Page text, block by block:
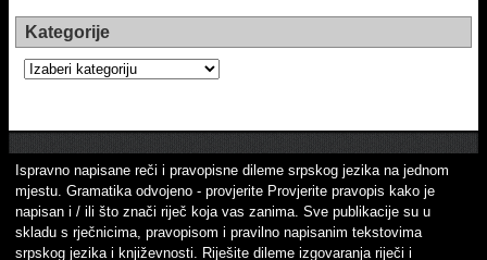
Kategorije
Kategorije
Ispravno napisane reči i pravopisne dileme srpskog jezika na jednom
mjestu. Gramatika odvojeno - provjerite Provjerite pravopis kako je
napisan i / ili što znači riječ koja vas zanima. Sve publikacije su u
skladu s rječnicima, pravopisom i pravilno napisanim tekstovima
srpskog jezika i književnosti. Riješite dileme izgovaranja riječi i